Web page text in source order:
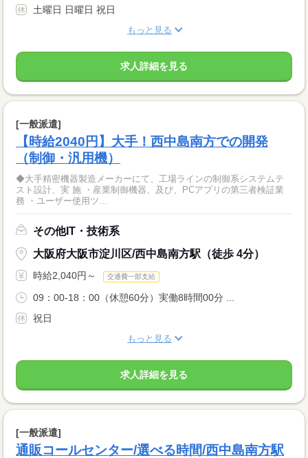
土曜日 日曜日 祝日
もっと見る
求人詳細を見る
[一般派遣]
【時給2040円】大手！西中島南方での開発
（制御・汎用機）
◆大手精密機器製造メーカーにて、工場ラインの制御系システムテ
スト設計、実 施 ・産業制御機器、及び、PCアプリの第三者検証業
務 ・ユーザー使用ツ...
その他IT・技術系
大阪府大阪市淀川区/西中島南方駅（徒歩 4分）
時給2,040円～ 交通費一部支給
09：00-18：00（休憩60分）実働8時間00分 ...
祝日
もっと見る
求人詳細を見る
[一般派遣]
通販コールセンター/選べる時間/西中島南方駅